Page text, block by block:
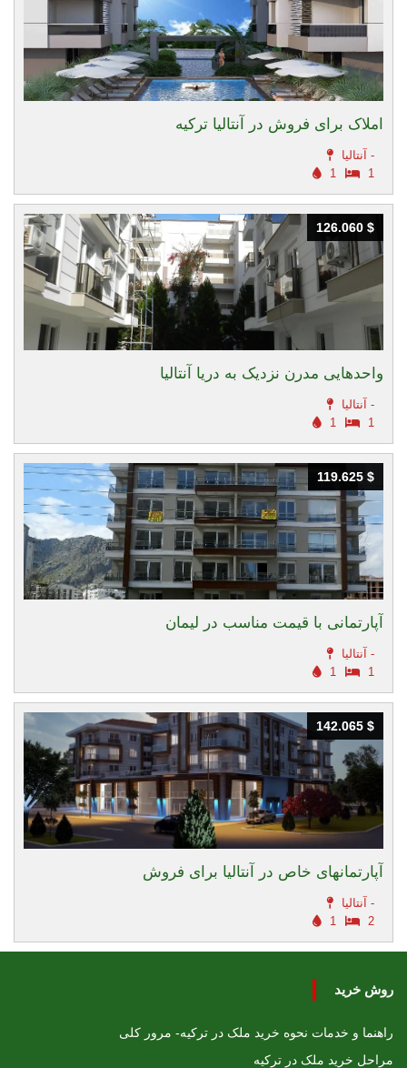
املاک برای فروش در آنتالیا ترکیه
آنتالیا -
1
1
واحدهایی مدرن نزدیک به دریا آنتالیا
آنتالیا -
1
1
126.060 $
126.060 $
آپارتمانی با قیمت مناسب در لیمان
آنتالیا -
1
1
119.625 $
119.625 $
آپارتمانهای خاص در آنتالیا برای فروش
آنتالیا -
2
1
142.065 $
142.065 $
روش خرید
راهنما و خدمات نحوه خرید ملک در ترکیه- مرور کلی
مراحل خرید ملک در ترکیه